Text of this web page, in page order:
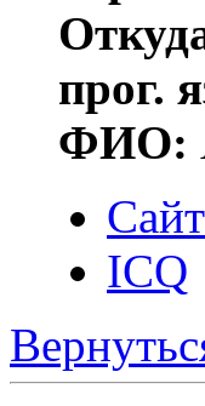
прог.
ФИО:
Сайт
ICQ